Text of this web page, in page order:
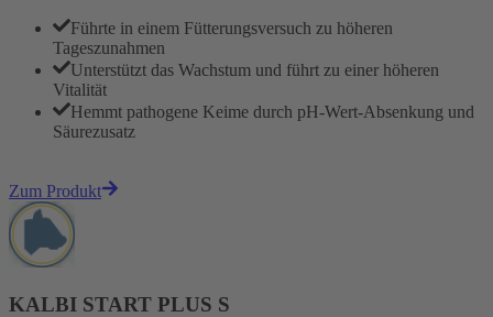
Führte in einem Fütterungsversuch zu höheren
Tageszunahmen
Unterstützt das Wachstum und führt zu einer höheren
Vitalität
Hemmt pathogene Keime durch pH-Wert-Absenkung und
Säurezusatz
Zum Produkt
KALBI START PLUS S